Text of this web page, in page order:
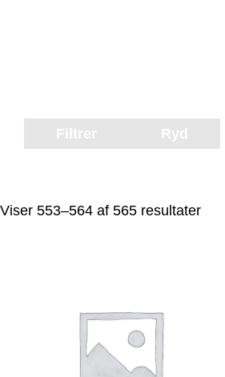
Filtrer Ryd
Viser 553–564 af 565 resultater